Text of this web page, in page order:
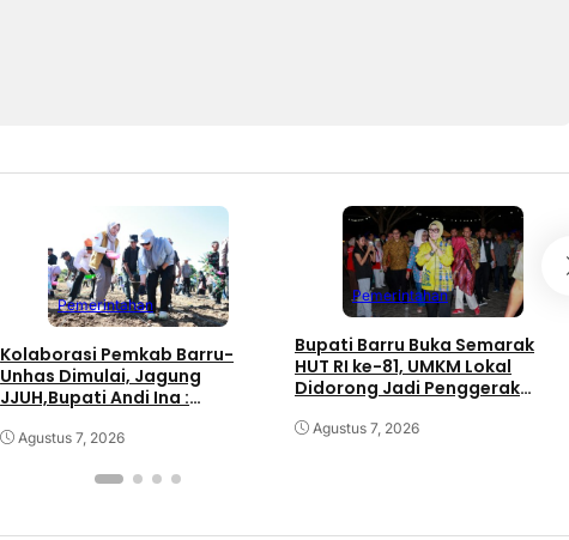
Pemerintahan
Kolaborasi Pemkab Barru-
Unhas Dimulai, Jagung
JJUH,Bupati Andi Ina :
Agustus 7, 2026
Pemerintahan
Bupati Barru Buka Semarak
HUT RI ke-81, UMKM Lokal
Didorong Jadi Penggerak
Agustus 7, 2026